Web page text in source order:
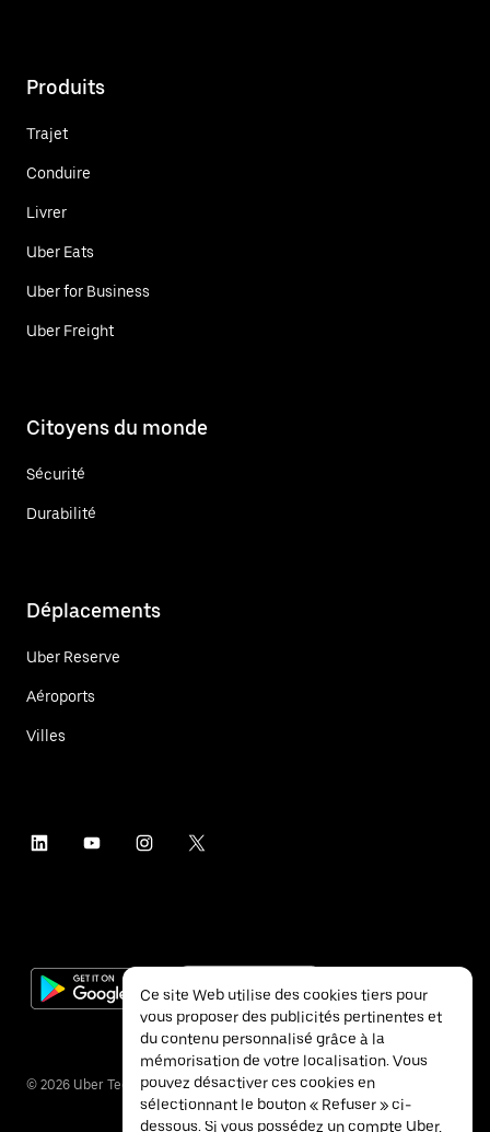
Produits
Trajet
Conduire
Livrer
Uber Eats
Uber for Business
Uber Freight
Citoyens du monde
Sécurité
Durabilité
Déplacements
Uber Reserve
Aéroports
Villes
© 2026 Uber Technologies Inc.
Ce site Web utilise des cookies tiers pour
vous proposer des publicités pertinentes et
du contenu personnalisé grâce à la
mémorisation de votre localisation. Vous
pouvez désactiver ces cookies en
sélectionnant le bouton « Refuser » ci-
dessous. Si vous possédez un compte Uber,